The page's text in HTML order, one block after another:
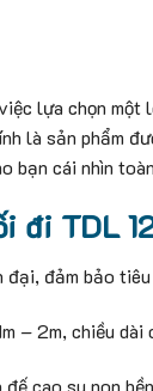
lựa chọn
là sản phẩm
bạn cái nhìn
đi TDL
đảm bảo
– 2m, chiều
cao su non